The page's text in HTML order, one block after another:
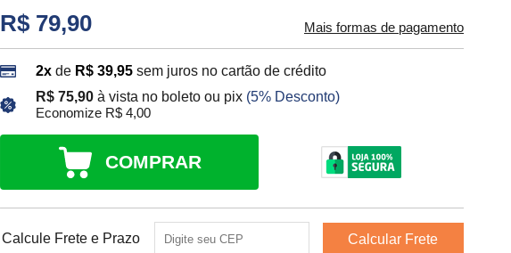
R$ 79,90 Mais formas de pagamento
2x de R$ 39,95 sem juros no cartão de crédito
R$ 75,90à vista no boleto ou pix (5% Desconto)
Economize R$ 4,00
COMPRAR
Calcule Frete e Prazo